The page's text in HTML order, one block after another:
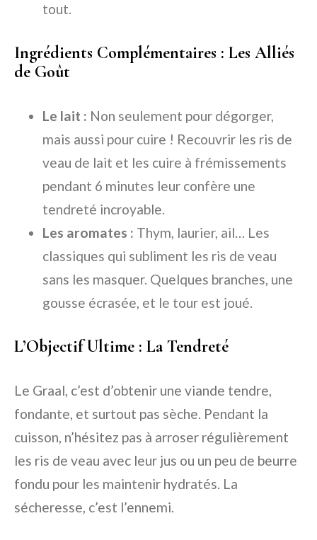
tout.
Ingrédients Complémentaires : Les Alliés
de Goût
Le lait : Non seulement pour dégorger,
mais aussi pour cuire ! Recouvrir les ris de
veau de lait et les cuire à frémissements
pendant 6 minutes leur confère une
tendreté incroyable.
Les aromates : Thym, laurier, ail… Les
classiques qui subliment les ris de veau
sans les masquer. Quelques branches, une
gousse écrasée, et le tour est joué.
L’Objectif Ultime : La Tendreté
Le Graal, c’est d’obtenir une viande tendre,
fondante, et surtout pas sèche. Pendant la
cuisson, n’hésitez pas à arroser régulièrement
les ris de veau avec leur jus ou un peu de beurre
fondu pour les maintenir hydratés. La
sécheresse, c’est l’ennemi.